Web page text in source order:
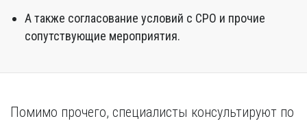
А также согласование условий с СРО и прочие
сопутствующие мероприятия.
Помимо прочего, специалисты консультируют по